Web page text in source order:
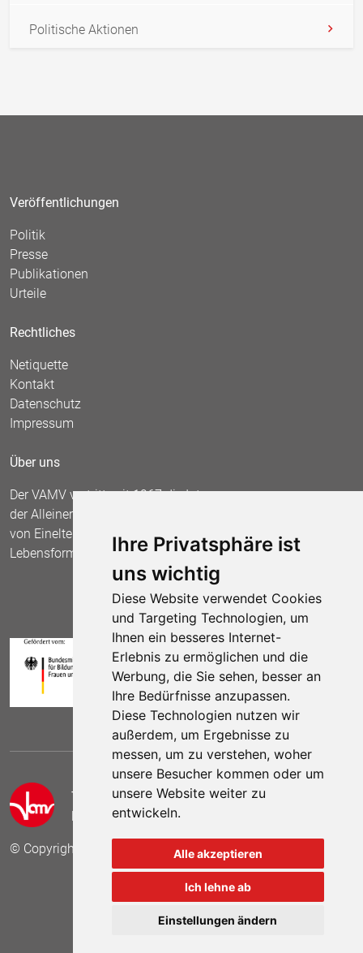
Ihre Privatsphäre ist
uns wichtig
Diese Website verwendet Cookies
und Targeting Technologien, um
Ihnen ein besseres Internet-
Erlebnis zu ermöglichen und die
Werbung, die Sie sehen, besser an
Ihre Bedürfnisse anzupassen.
Diese Technologien nutzen wir
außerdem, um Ergebnisse zu
messen, um zu verstehen, woher
unsere Besucher kommen oder um
unsere Website weiter zu
entwickeln.
Alle akzeptieren
Ich lehne ab
Einstellungen ändern
Politische Aktionen
Veröffentlichungen
Politik
Presse
Publikationen
Urteile
Rechtliches
Netiquette
Kontakt
Datenschutz
Impressum
Über uns
Der VAMV vertritt seit 1967 die Interessen
der Alleinerziehenden und fordert die Anerkennung
von Einelternfamilien als gleichberechtigte
Lebensform.
Telefon:(030) 69 59 78 6
E-Mail:
kontakt (at) vamv.de
© Copyright 2024 VAMV Bundesverband e.V.
Besuchen Sie uns